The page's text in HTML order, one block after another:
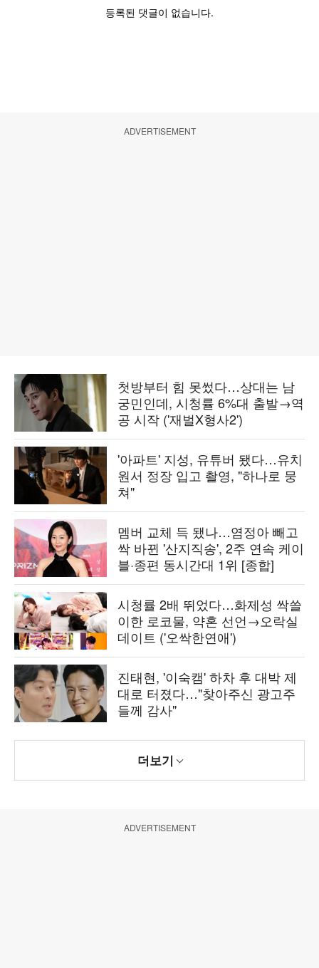
ADVERTISEMENT
첫방부터 힘 못썼다…상대는 남
궁민인데, 시청률 6%대 출발→역
공 시작 ('재벌X형사2')
'아파트' 지성, 유튜버 됐다…유치
원서 정장 입고 촬영, "하나로 뭉
쳐"
멤버 교체 득 됐나…염정아 빼고
싹 바뀐 '산지직송', 2주 연속 케이
블·종편 동시간대 1위 [종합]
시청률 2배 뛰었다…화제성 싹쓸
이한 로코물, 약혼 선언→오락실
데이트 ('오싹한연애')
진태현, '이숙캠' 하차 후 대박 제
대로 터졌다…"찾아주신 광고주
들께 감사"
더보기
ADVERTISEMENT